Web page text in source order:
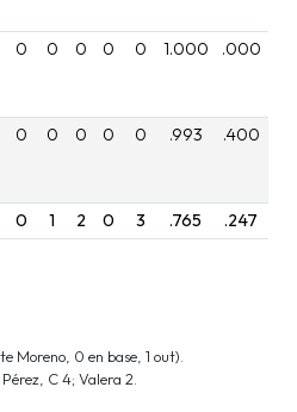
0 0 0 0 0 1.000 .000
0 0 0 0 0 .993 .400
0 1 2 0 3 .765 .247
Moreno, 0 en base, 1 out).
C 4; Valera 2.